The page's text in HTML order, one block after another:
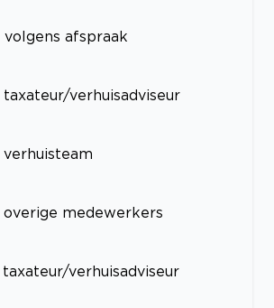
afspraak
verhuisadviseur
medewerkers
verhuisadviseur